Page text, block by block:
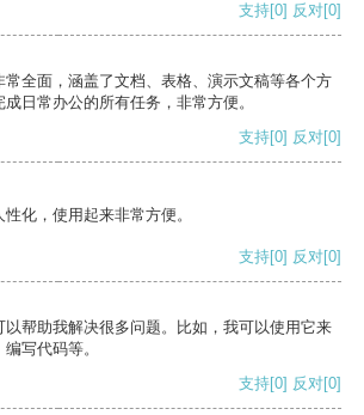
支持[0] 反对[0]
全面，涵盖了文档、表格、演示文稿等各个方
日常办公的所有任务，非常方便。
支持[0] 反对[0]
化，使用起来非常方便。
支持[0] 反对[0]
帮助我解决很多问题。比如，我可以使用它来
写代码等。
支持[0] 反对[0]